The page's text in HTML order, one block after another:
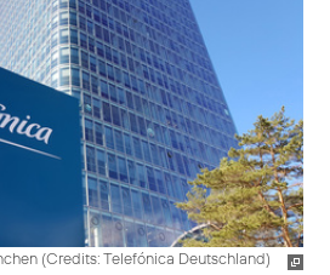
(Credits: Telefónica Deutschland)